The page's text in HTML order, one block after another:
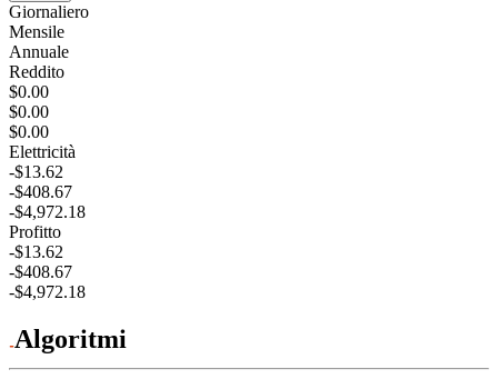
Giornaliero
Mensile
Annuale
Reddito
$0.00
$0.00
$0.00
Elettricità
-$13.62
-$408.67
-$4,972.18
Profitto
-$13.62
-$408.67
-$4,972.18
Algoritmi